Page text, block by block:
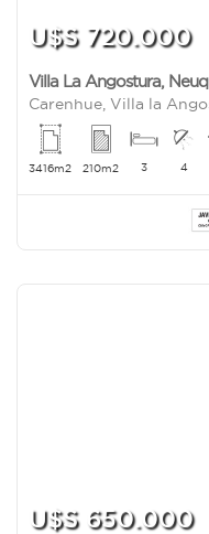
U$S 720.000
Villa La Angostura,
Carenhue, Villa la
3416m2 210m2 3 4
U$S 650.000